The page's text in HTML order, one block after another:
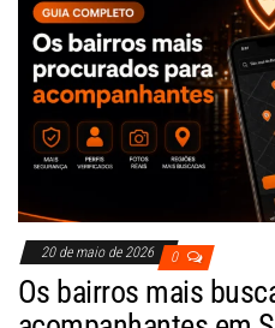
20 de maio de 2026 0
Os bairros mais